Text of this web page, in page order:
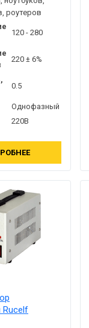
роутеров
120 - 280
220 ± 6%
0.5
Однофазный
220В
Rucelf